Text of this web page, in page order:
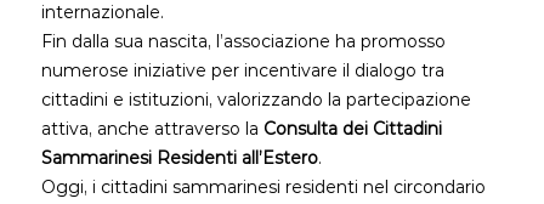
internazionale.
Fin dalla sua nascita, l’associazione ha promosso
numerose iniziative per incentivare il dialogo tra
cittadini e istituzioni, valorizzando la partecipazione
attiva, anche attraverso la Consulta dei Cittadini
Sammarinesi Residenti all’Estero.
Oggi, i cittadini sammarinesi residenti nel circondario